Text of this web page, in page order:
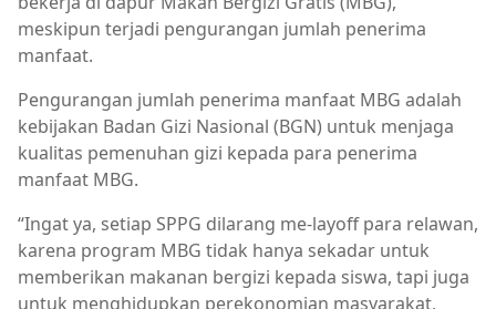
meskipun terjadi pengurangan jumlah penerima
manfaat.
Pengurangan jumlah penerima manfaat MBG adalah
kebijakan Badan Gizi Nasional (BGN) untuk menjaga
kualitas pemenuhan gizi kepada para penerima
manfaat MBG.
“Ingat ya, setiap SPPG dilarang me-layoff para relawan,
karena program MBG tidak hanya sekadar untuk
memberikan makanan bergizi kepada siswa, tapi juga
untuk menghidupkan perekonomian masyarakat,